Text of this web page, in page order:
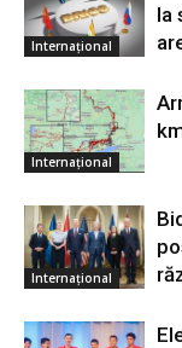
Internațional
la
Internațional
Internațional